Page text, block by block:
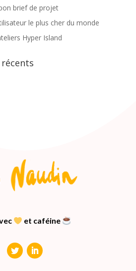
brief de projet
le plus cher du monde
Hyper Island
et caféine